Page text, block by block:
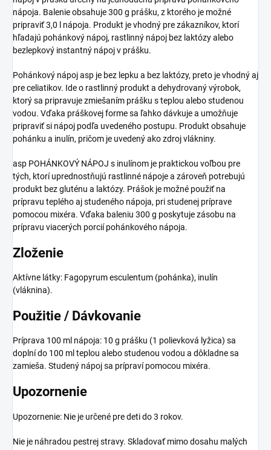
nápoja. Balenie obsahuje 300 g prášku, z ktorého je možné
pripraviť 3,0 l nápoja. Produkt je vhodný pre zákazníkov, ktorí
hľadajú pohánkový nápoj, rastlinný nápoj bez laktózy alebo
bezlepkový instantný nápoj v prášku.
Pohánkový nápoj asp je bez lepku a bez laktózy, preto je vhodný aj
pre celiatikov. Ide o rastlinný produkt a dehydrovaný výrobok,
ktorý sa pripravuje zmiešaním prášku s teplou alebo studenou
vodou. Vďaka práškovej forme sa ľahko dávkuje a umožňuje
pripraviť si nápoj podľa uvedeného postupu. Produkt obsahuje
pohánku a inulín, pričom je uvedený ako zdroj vlákniny.
asp POHÁNKOVÝ NÁPOJ s inulínom je praktickou voľbou pre
tých, ktorí uprednostňujú rastlinné nápoje a zároveň potrebujú
produkt bez gluténu a laktózy. Prášok je možné použiť na
prípravu teplého aj studeného nápoja, pri studenej príprave
pomocou mixéra. Vďaka baleniu 300 g poskytuje zásobu na
prípravu viacerých porcií pohánkového nápoja.
Zloženie
Aktívne látky: Fagopyrum esculentum (pohánka), inulín
(vláknina).
Použitie / Dávkovanie
Príprava 100 ml nápoja: 10 g prášku (1 polievková lyžica) sa
doplní do 100 ml teplou alebo studenou vodou a dôkladne sa
zamieša. Studený nápoj sa prípraví pomocou mixéra.
Upozornenie
Upozornenie: Nie je určené pre deti do 3 rokov.
Nie je náhradou pestrej stravy. Skladovať mimo dosahu malých